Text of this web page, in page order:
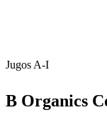
Jugos A-I
B Organics